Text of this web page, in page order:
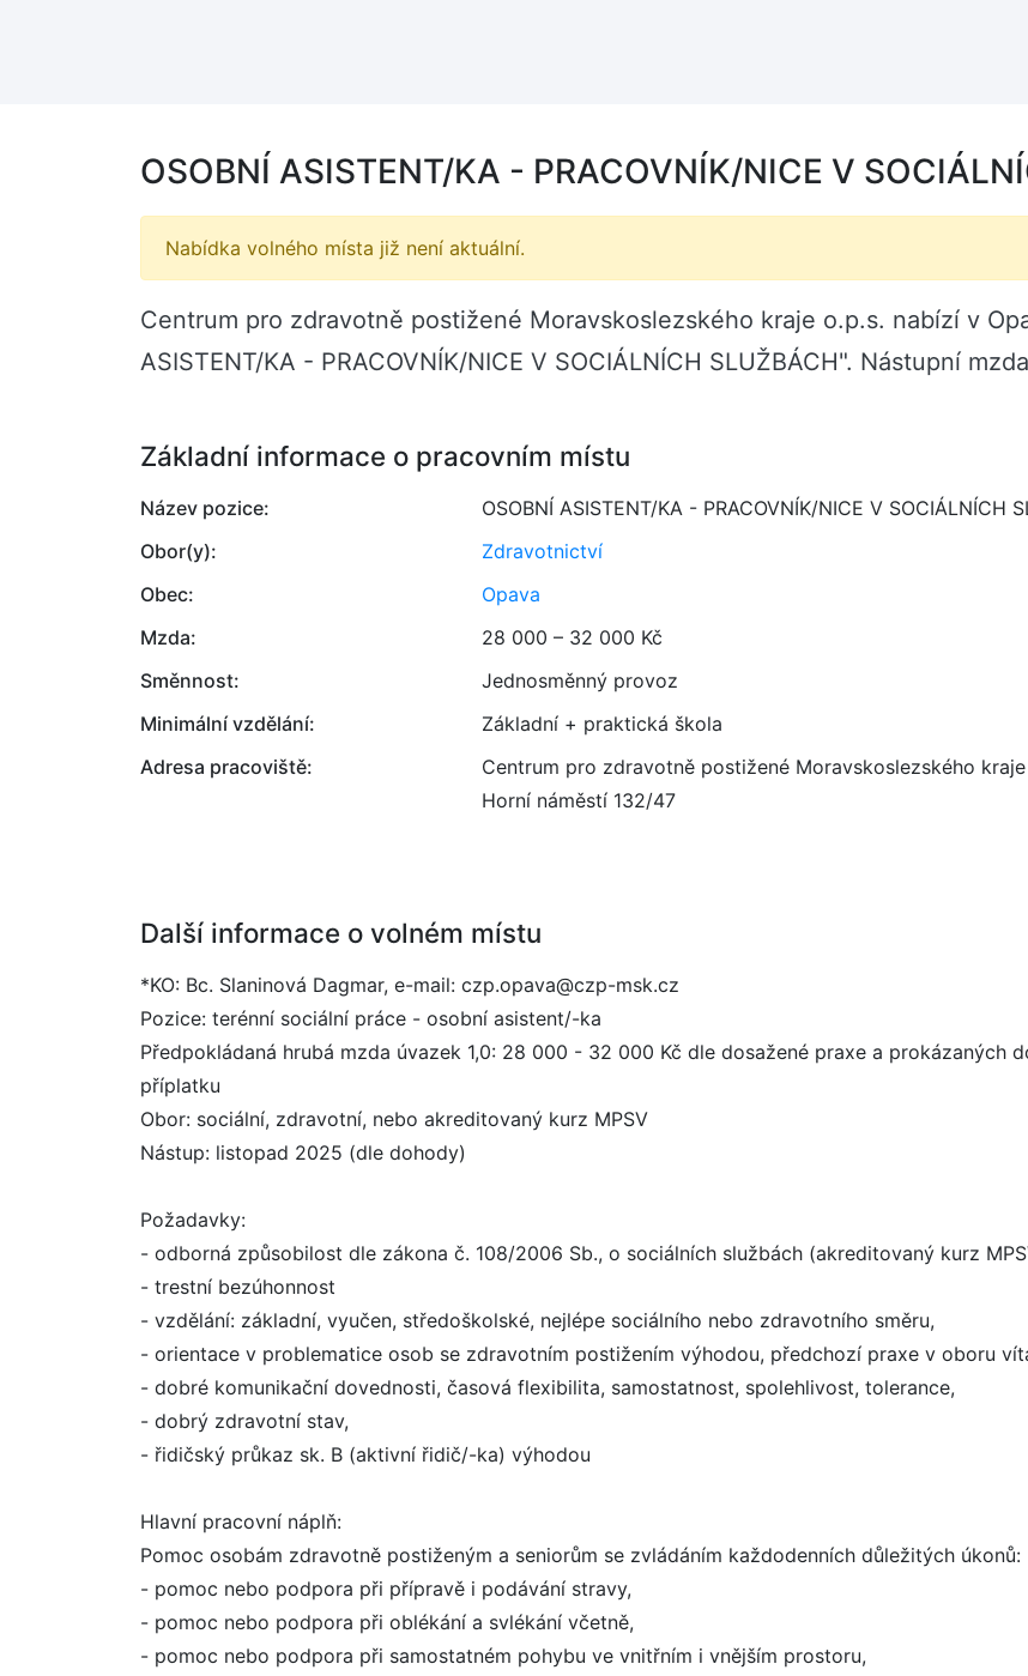
OSOBNÍ ASISTENT/KA - PRACOVNÍK/NICE V
Nabídka volného místa již není aktuální.
Centrum pro zdravotně postižené Moravskoslezského kraje o.p.s. nabízí v
ASISTENT/KA - PRACOVNÍK/NICE V SOCIÁLNÍCH SLUŽBÁCH". Nástupní
Základní informace o pracovním místu
Název pozice:
OSOBNÍ ASISTENT/KA - PRACOVNÍK/NICE V SOCIÁLNÍCH
Obor(y):
Zdravotnictví
Obec:
Opava
Mzda:
28 000 – 32 000 Kč
Směnnost:
Jednosměnný provoz
Minimální vzdělání:
Základní + praktická škola
Adresa pracoviště:
Centrum pro zdravotně postižené Moravskoslezského
Horní náměstí 132/47
Další informace o volném místu
*KO: Bc. Slaninová Dagmar, e-mail: czp.opava@czp-msk.cz
Pozice: terénní sociální práce - osobní asistent/-ka
Předpokládaná hrubá mzda úvazek 1,0: 28 000 - 32 000 Kč dle dosažené praxe a prokázaných
příplatku
Obor: sociální, zdravotní, nebo akreditovaný kurz MPSV
Nástup: listopad 2025 (dle dohody)
Požadavky:
- odborná způsobilost dle zákona č. 108/2006 Sb., o sociálních službách (akreditovaný kurz
- trestní bezúhonnost
- vzdělání: základní, vyučen, středoškolské, nejlépe sociálního nebo zdravotního směru,
- orientace v problematice osob se zdravotním postižením výhodou, předchozí praxe v oboru
- dobré komunikační dovednosti, časová flexibilita, samostatnost, spolehlivost, tolerance,
- dobrý zdravotní stav,
- řidičský průkaz sk. B (aktivní řidič/-ka) výhodou
Hlavní pracovní náplň:
Pomoc osobám zdravotně postiženým a seniorům se zvládáním každodenních důležitých úkonů:
- pomoc nebo podpora při přípravě i podávání stravy,
- pomoc nebo podpora při oblékání a svlékání včetně,
- pomoc nebo podpora při samostatném pohybu ve vnitřním i vnějším prostoru,